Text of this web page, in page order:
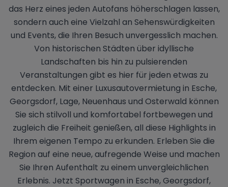
das Herz eines jeden Autofans höherschlagen lassen,
sondern auch eine Vielzahl an Sehenswürdigkeiten
und Events, die Ihren Besuch unvergesslich machen.
Von historischen Städten über idyllische
Landschaften bis hin zu pulsierenden
Veranstaltungen gibt es hier für jeden etwas zu
entdecken. Mit einer Luxusautovermietung in Esche,
Georgsdorf, Lage, Neuenhaus und Osterwald können
Sie sich stilvoll und komfortabel fortbewegen und
zugleich die Freiheit genießen, all diese Highlights in
Ihrem eigenen Tempo zu erkunden. Erleben Sie die
Region auf eine neue, aufregende Weise und machen
Sie Ihren Aufenthalt zu einem unvergleichlichen
Erlebnis. Jetzt Sportwagen in Esche, Georgsdorf,